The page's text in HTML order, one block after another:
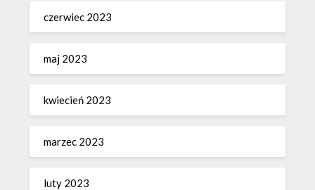
czerwiec 2023
maj 2023
kwiecień 2023
marzec 2023
luty 2023